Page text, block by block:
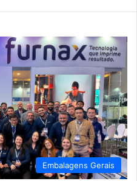
Embalagens Gerais